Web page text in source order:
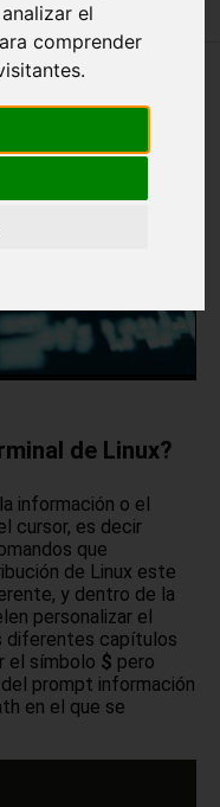
el
comprender
de Linux?
información o el
cursor, es decir
que
de Linux este
y dentro de la
personalizar el
diferentes capítulos
el símbolo $ pero
prompt información
en el que se